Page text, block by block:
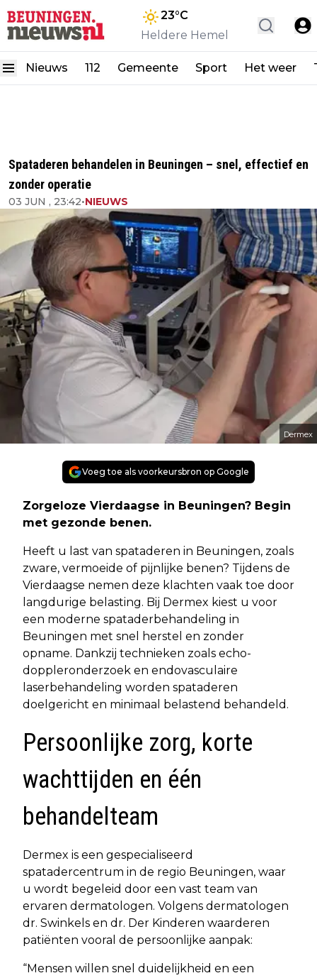
23°C
Heldere Hemel
Nieuws 112 Gemeente Sport Het weer
Spataderen behandelen in Beuningen – snel, effectief en
zonder operatie
03 JUN , 23:42•NIEUWS
Dermex
Voeg toe als voorkeursbron op Google
Zorgeloze Vierdaagse in Beuningen? Begin
met gezonde benen.
Heeft u last van spataderen in Beuningen, zoals
zware, vermoeide of pijnlijke benen? Tijdens de
Vierdaagse nemen deze klachten vaak toe door
langdurige belasting. Bij Dermex kiest u voor
een moderne spataderbehandeling in
Beuningen met snel herstel en zonder
opname. Dankzij technieken zoals echo-
doppleronderzoek en endovasculaire
laserbehandeling worden spataderen
doelgericht en minimaal belastend behandeld.
Persoonlijke zorg, korte
wachttijden en één
behandelteam
Dermex is een gespecialiseerd
spatadercentrum in de regio Beuningen, waar
u wordt begeleid door een vast team van
ervaren dermatologen. Volgens dermatologen
dr. Swinkels en dr. Der Kinderen waarderen
patiënten vooral de persoonlijke aanpak:
“Mensen willen snel duidelijkheid en een